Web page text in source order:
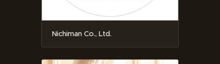
Nichiman Co., Ltd.